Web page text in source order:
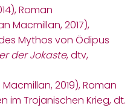
Roman
Macmillan, 2017),
Mythos von Ödipus
der Jokaste, dtv,
2019), Roman
im Trojanischen Krieg, dt.